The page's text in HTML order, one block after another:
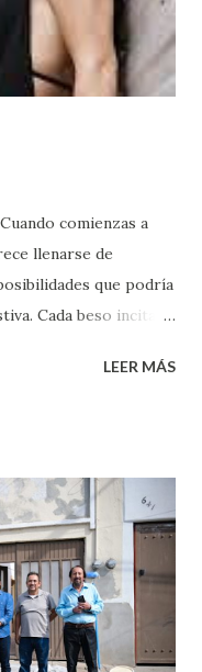
comienzas a
llenarse de
que podría
Cada beso incita
El problema es
saber. Pero incluso
no son expertos
nuevo que
Si eres una
tal vez
puedas esperar para
LEER MÁS